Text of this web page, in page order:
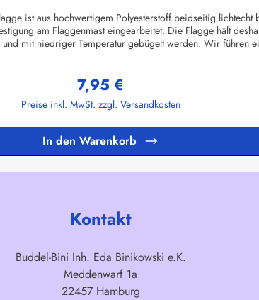
ist aus hochwertigem Polyesterstoff beidseitig
am Flaggenmast eingearbeitet. Die Flagge hält
mit niedriger Temperatur gebügelt werden. Wir führen
Regulärer Preis:
7,95 €
Preise inkl. MwSt. zzgl. Versandkosten
In den Warenkorb
Kontakt
Buddel-Bini Inh. Eda Binikowski e.K.
Meddenwarf 1a
22457 Hamburg